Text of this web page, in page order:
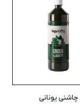
چاشنی یونانی